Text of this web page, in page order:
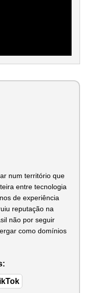
num território que
entre tecnologia
de experiência
reputação na
não por seguir
como domínios